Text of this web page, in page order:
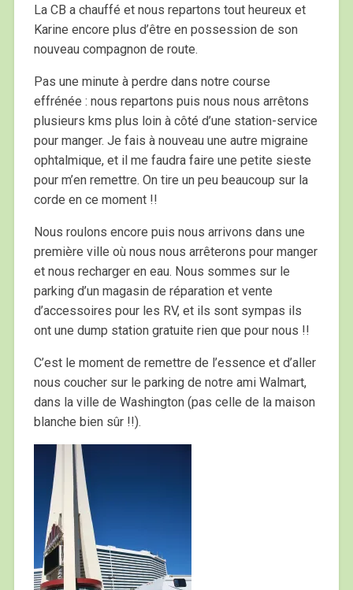
La CB a chauffé et nous repartons tout heureux et
Karine encore plus d’être en possession de son
nouveau compagnon de route.
Pas une minute à perdre dans notre course
effrénée : nous repartons puis nous nous arrêtons
plusieurs kms plus loin à côté d’une station-service
pour manger. Je fais à nouveau une autre migraine
ophtalmique, et il me faudra faire une petite sieste
pour m’en remettre. On tire un peu beaucoup sur la
corde en ce moment !!
Nous roulons encore puis nous arrivons dans une
première ville où nous nous arrêterons pour manger
et nous recharger en eau. Nous sommes sur le
parking d’un magasin de réparation et vente
d’accessoires pour les RV, et ils sont sympas ils
ont une dump station gratuite rien que pour nous !!
C’est le moment de remettre de l’essence et d’aller
nous coucher sur le parking de notre ami Walmart,
dans la ville de Washington (pas celle de la maison
blanche bien sûr !!).